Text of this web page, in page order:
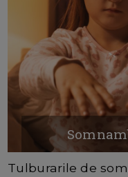
Tulburarile de